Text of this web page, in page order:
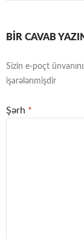
BIR CAVAB
Sizin e-poçt
işarələnmişdir
Şərh *